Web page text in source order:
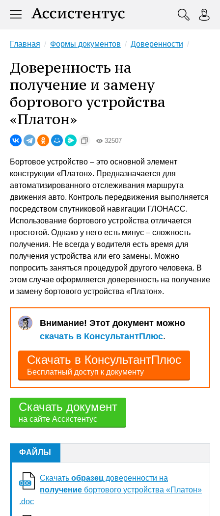
Главная Формы документов Доверенности
Доверенность на
получение и замену
бортового устройства
«Платон»
32507
Бортовое устройство – это основной элемент
конструкции «Платон». Предназначается для
автоматизированного отслеживания маршрута
движения авто. Контроль передвижения выполняется
посредством спутниковой навигации ГЛОНАСС.
Использование бортового устройства отличается
простотой. Однако у него есть минус – сложность
получения. Не всегда у водителя есть время для
получения устройства или его замены. Можно
попросить заняться процедурой другого человека. В
этом случае оформляется доверенность на получение
и замену бортового устройства «Платон».
Внимание! Этот документ можно
скачать в КонсультантПлюс.
Скачать в КонсультантПлюс
Бесплатный доступ к документу
Скачать документ
на сайте Ассистентус
ФАЙЛЫ
Скачать образец доверенности на
получение бортового устройства «Платон»
.doc